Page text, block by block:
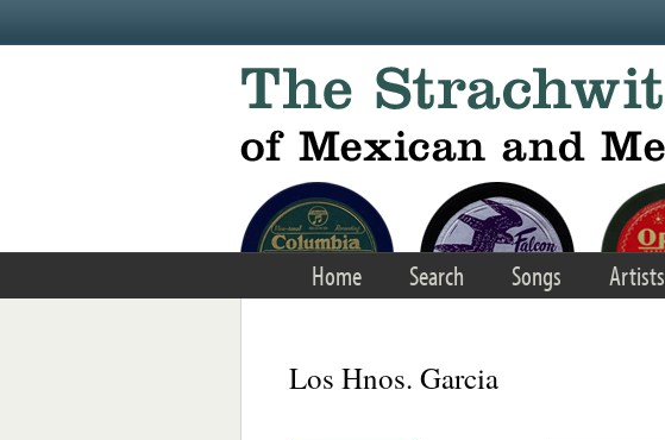
Home Search Songs Artists
Los Hnos. Garcia